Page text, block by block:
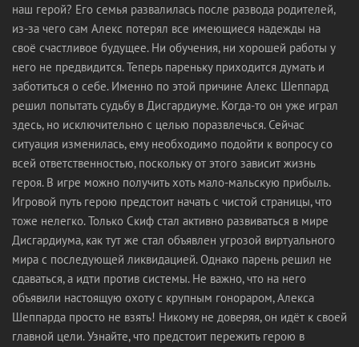
наш герой? Его семья развалилась после развода родителей,
из-за чего сам Алекс потерял все имеющиеся надежды на
своё счастливое будущее. Ни обучения, ни хорошей работы у
него не предвидится. Теперь пареньку приходится думать и
заботиться о себе. Именно по этой причине Алекс Шеппард
решил попытать судьбу в Дисгардиуме. Когда-то он уже играл
здесь, но исключительно с целью поразвлечься. Сейчас
ситуация изменилась, ему необходимо подойти к вопросу со
всей ответственностью, поскольку от этого зависит жизнь
героя. В игре можно получить хоть мало-мальскую прибыль.
Игровой путь герою предстоит начать с чистой страницы, что
тоже нелегко. Только Скиф стал активно развиваться в мире
Дисгардиума, как тут же стал объявлен угрозой виртуального
мира с последующей ликвидацией. Однако парень решил не
сдаваться, а идти против системы. Не важно, что на него
объявили настоящую охоту с крупным гонораром, Алекса
Шеппарда просто не взять! Никому не доверяя, он идёт к своей
главной цели. Узнайте, что предстоит пережить герою в